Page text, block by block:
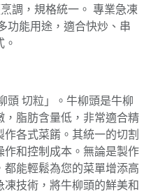
調，規格統一。 專業急凍
功能用途，適合快炒、串
頭 切粒」。牛柳頭是牛柳
脂肪含量低，非常適合精
各式菜餚。其統一的切割
和控制成本。無論是製作
能輕鬆為您的菜單增添高
技術，將牛柳頭的鮮美和